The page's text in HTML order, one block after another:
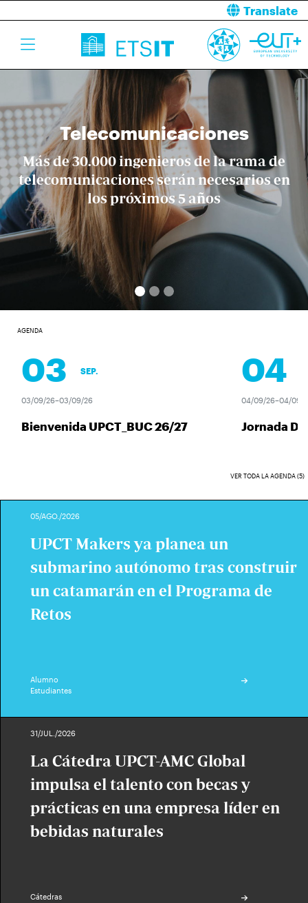
Translate
Telecomunicaciones
Más de 30.000 ingenieros de la rama de
telecomunicaciones serán necesarios en
los próximos 5 años
La ETSIT
Ingenieros de Telecomunicaciones
competentes y responsables con su
trabajo, comprometidos con la sociedad
en la que viven e implicados en su
continua mejora
AGENDA
03 SEP.
03/09/26–03/09/26
Bienvenida UPCT_BUC 26/27
04
04/09/26–04/09/26
Jornada
VER TODA LA AGENDA (5)
05/AGO./2026
UPCT Makers ya planea un
submarino autónomo tras construir
un catamarán en el Programa de
Retos
Alumno
Estudiantes
31/JUL./2026
La Cátedra UPCT-AMC Global
impulsa el talento con becas y
prácticas en una empresa líder en
bebidas naturales
Cátedras